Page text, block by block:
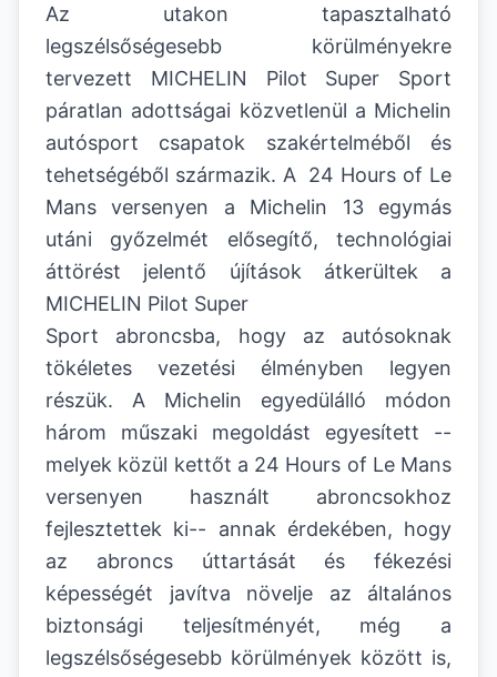
Az utakon tapasztalható
legszélsőségesebb körülményekre
tervezett MICHELIN Pilot Super Sport
páratlan adottságai közvetlenül a Michelin
autósport csapatok szakértelméből és
tehetségéből származik. A 24 Hours of Le
Mans versenyen a Michelin 13 egymás
utáni győzelmét elősegítő, technológiai
áttörést jelentő újítások átkerültek a
MICHELIN Pilot Super
Sport abroncsba, hogy az autósoknak
tökéletes vezetési élményben legyen
részük. A Michelin egyedülálló módon
három műszaki megoldást egyesített --
melyek közül kettőt a 24 Hours of Le Mans
versenyen használt abroncsokhoz
fejlesztettek ki-- annak érdekében, hogy
az abroncs úttartását és fékezési
képességét javítva növelje az általános
biztonsági teljesítményét, még a
legszélsőségesebb körülmények között is,